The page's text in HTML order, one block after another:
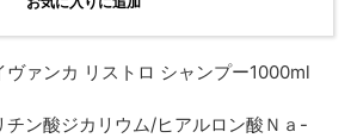
ァンカ リストロ シャンプー1000ml
チン酸ジカリウム/ヒアルロン酸Ｎａ-